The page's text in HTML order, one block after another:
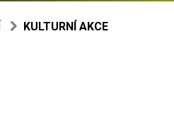
KULTURNÍ AKCE